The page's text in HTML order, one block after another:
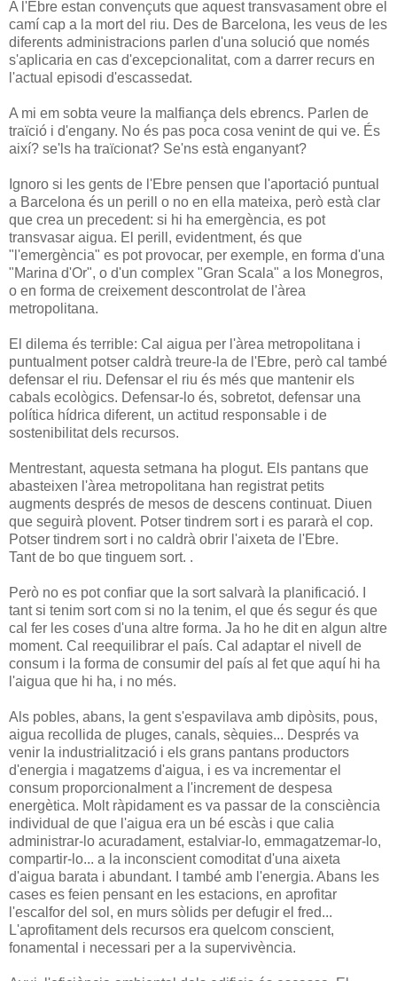
A l'Ebre estan convençuts que aquest transvasament obre el
camí cap a la mort del riu. Des de Barcelona, les veus de les
diferents administracions parlen d'una solució que només
s'aplicaria en cas d'excepcionalitat, com a darrer recurs en
l'actual episodi d'escassedat.
A mi em sobta veure la malfiança dels ebrencs. Parlen de
traïció i d'engany. No és pas poca cosa venint de qui ve. És
així? se'ls ha traïcionat? Se'ns està enganyant?
Ignoro si les gents de l'Ebre pensen que l'aportació puntual
a Barcelona és un perill o no en ella mateixa, però està clar
que crea un precedent: si hi ha emergència, es pot
transvasar aigua. El perill, evidentment, és que
"l'emergència" es pot provocar, per exemple, en forma d'una
"Marina d'Or", o d'un complex "Gran Scala" a los Monegros,
o en forma de creixement descontrolat de l'àrea
metropolitana.
El dilema és terrible: Cal aigua per l'àrea metropolitana i
puntualment potser caldrà treure-la de l'Ebre, però cal també
defensar el riu. Defensar el riu és més que mantenir els
cabals ecològics. Defensar-lo és, sobretot, defensar una
política hídrica diferent, un actitud responsable i de
sostenibilitat dels recursos.
Mentrestant, aquesta setmana ha plogut. Els pantans que
abasteixen l'àrea metropolitana han registrat petits
augments després de mesos de descens continuat. Diuen
que seguirà plovent. Potser tindrem sort i es pararà el cop.
Potser tindrem sort i no caldrà obrir l'aixeta de l'Ebre.
Tant de bo que tinguem sort. .
Però no es pot confiar que la sort salvarà la planificació. I
tant si tenim sort com si no la tenim, el que és segur és que
cal fer les coses d'una altre forma. Ja ho he dit en algun altre
moment. Cal reequilibrar el país. Cal adaptar el nivell de
consum i la forma de consumir del país al fet que aquí hi ha
l'aigua que hi ha, i no més.
Als pobles, abans, la gent s'espavilava amb dipòsits, pous,
aigua recollida de pluges, canals, sèquies... Després va
venir la industrialització i els grans pantans productors
d'energia i magatzems d'aigua, i es va incrementar el
consum proporcionalment a l'increment de despesa
energètica. Molt ràpidament es va passar de la consciència
individual de que l'aigua era un bé escàs i que calia
administrar-lo acuradament, estalviar-lo, emmagatzemar-lo,
compartir-lo... a la inconscient comoditat d'una aixeta
d'aigua barata i abundant. I també amb l'energia. Abans les
cases es feien pensant en les estacions, en aprofitar
l'escalfor del sol, en murs sòlids per defugir el fred...
L'aprofitament dels recursos era quelcom conscient,
fonamental i necessari per a la supervivència.